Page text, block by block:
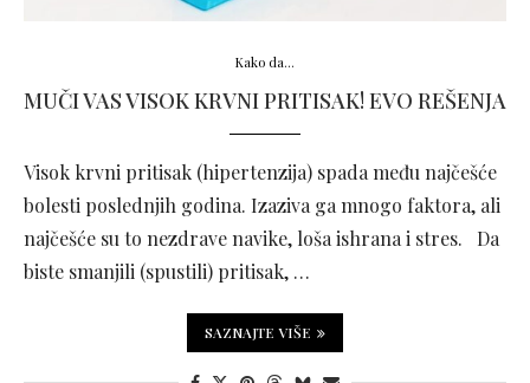
Kako da...
MUČI VAS VISOK KRVNI PRITISAK! EVO REŠENJA
Visok krvni pritisak (hipertenzija) spada među najčešće
bolesti poslednjih godina. Izaziva ga mnogo faktora, ali
najčešće su to nezdrave navike, loša ishrana i stres. Da
biste smanjili (spustili) pritisak, …
SAZNAJTE VIŠE